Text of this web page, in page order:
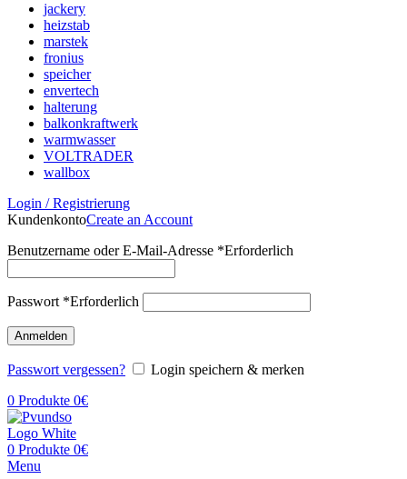
jackery
heizstab
marstek
fronius
speicher
envertech
halterung
balkonkraftwerk
warmwasser
VOLTRADER
wallbox
Login / Registrierung
KundenkontoCreate an Account
Benutzername oder E-Mail-Adresse *Erforderlich
Passwort *Erforderlich
Anmelden
Passwort vergessen?
Login speichern & merken
0 Produkte 0€
0 Produkte 0€
Menu